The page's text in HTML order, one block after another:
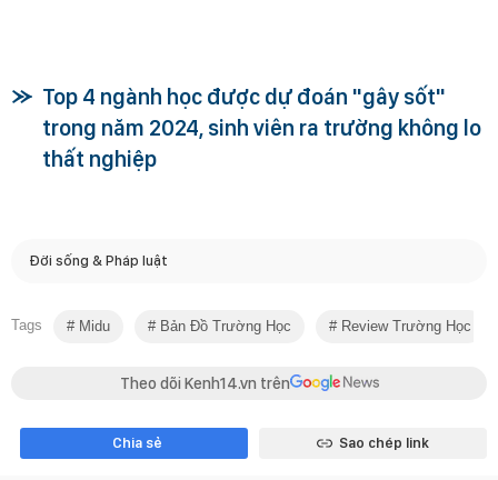
Top 4 ngành học được dự đoán "gây sốt"
trong năm 2024, sinh viên ra trường không lo
thất nghiệp
Đời sống & Pháp luật
Tags Midu Bản Đồ Trường Học Review Trường Học
Theo dõi Kenh14.vn trên
Chia sẻ Sao chép link